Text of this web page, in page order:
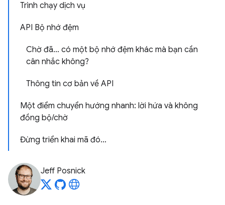
Trình chạy dịch vụ
API Bộ nhớ đệm
Chờ đã… có một bộ nhớ đệm khác mà bạn cần
cân nhắc không?
Thông tin cơ bản về API
Một điểm chuyển hướng nhanh: lời hứa và không
đồng bộ/chờ
Đừng triển khai mã đó…
Jeff Posnick